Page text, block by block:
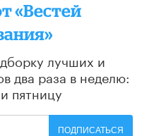
«Вестей
лучших и
два раза в неделю:
пятницу
ПОДПИСАТЬСЯ